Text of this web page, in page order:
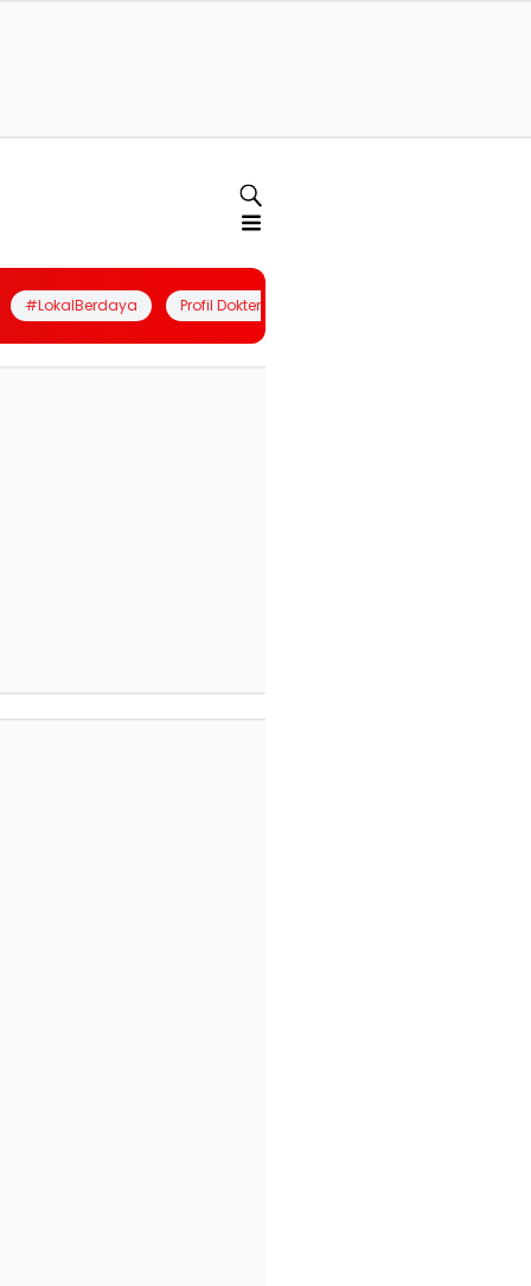
#LokalBerdaya Profil Dokter